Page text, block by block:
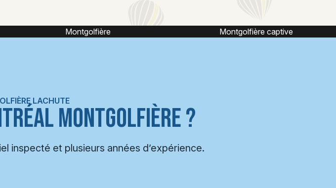
Montgolfière captive Vol captif montgolfière
LACHUTE
MONTGOLFIÈRE ?
inspecté et plusieurs années d’expérience.